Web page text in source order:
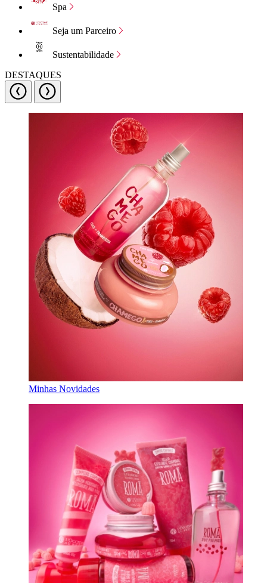
Spa
Seja um Parceiro
Sustentabilidade
DESTAQUES
Minhas Novidades